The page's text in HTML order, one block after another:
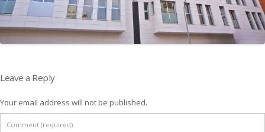
Leave a Reply
Your email address will not be published.